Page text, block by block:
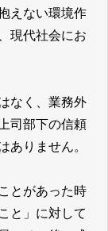
えない環境作
現代社会にお
なく、業務外
司部下の信頼
ありません。
とがあった時
と」に対して